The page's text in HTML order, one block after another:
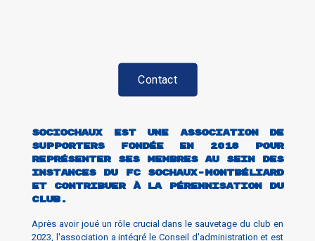
Contact
Sociochaux est une association de
supporters fondée en 2018 pour
représenter ses membres au sein des
instances du FC Sochaux-Montbéliard
et contribuer à la pérennisation du
club.
Après avoir joué un rôle crucial dans le sauvetage du club en
2023, l'association a intégré le Conseil d'administration et est